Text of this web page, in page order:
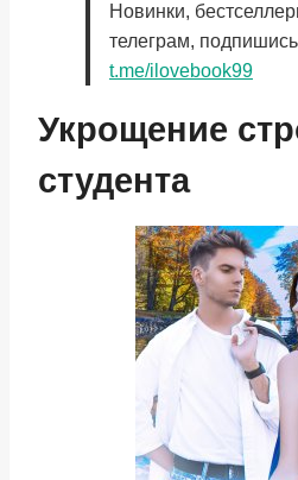
Новинки,
телеграм,
t.me/ilovebook99
Укрощение
студента